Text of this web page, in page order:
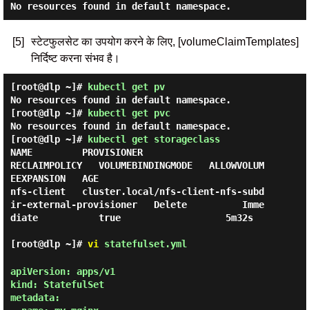
No resources found in default namespace.
[5]
स्टेटफुलसेट का उपयोग करने के लिए, [volumeClaimTemplates]
निर्दिष्ट करना संभव है।
[root@dlp ~]#
kubectl get pv
No resources found in default namespace.
[root@dlp ~]#
kubectl get pvc
No resources found in default namespace.
[root@dlp ~]#
kubectl get storageclass
NAME         PROVISIONER
RECLAIMPOLICY   VOLUMEBINDINGMODE   ALLOWVOLUM
EEXPANSION   AGE
nfs-client   cluster.local/nfs-client-nfs-subd
ir-external-provisioner   Delete          Imme
diate           true                   5m32s
[root@dlp ~]# vi statefulset.yml
apiVersion: apps/v1
kind: StatefulSet
metadata: